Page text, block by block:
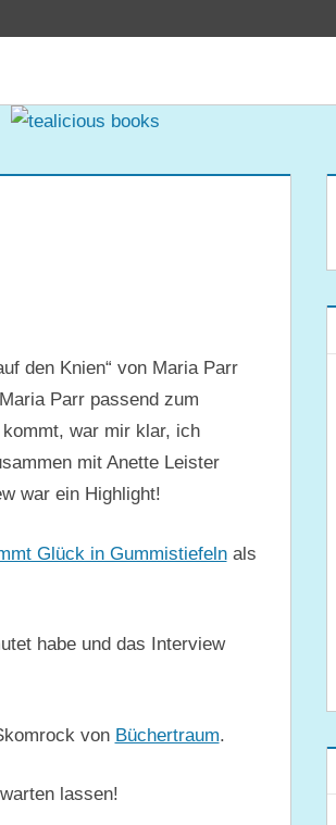
den Knien“ von Maria Parr
Parr passend zum
war mir klar, ich
mit Anette Leister
war ein Highlight!
Glück in Gummistiefelnals
habe und das Interview
von Büchertraum.
lassen!